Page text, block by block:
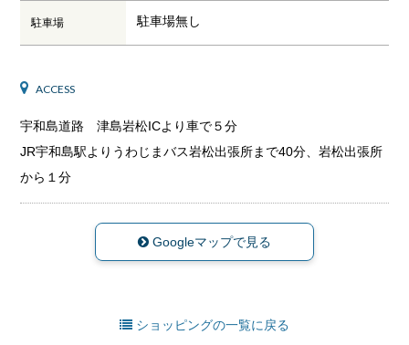
駐車場 駐車場無し
ACCESS
宇和島道路 津島岩松ICより車で５分
JR宇和島駅よりうわじまバス岩松出張所まで40分、岩松出張所
から１分
Googleマップで見る
ショッピングの一覧に戻る